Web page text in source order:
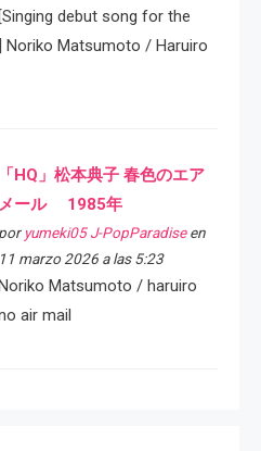
[Singing debut song for the
Noriko Matsumoto / Haruiro
「HQ」松本典子 春色のエア
メール 1985年
por yumeki05 J-PopParadiseen
11 marzo 2026 a las 5:23
Matsumoto / haruiro
air mail